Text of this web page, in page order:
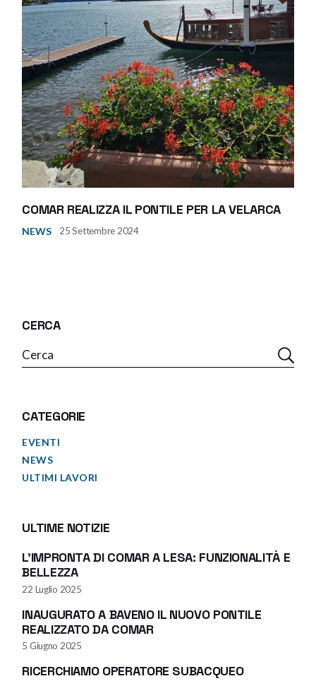
COMAR REALIZZA IL PONTILE PER LA VELARCA
NEWS 25 Settembre 2024
CERCA
CATEGORIE
EVENTI
NEWS
ULTIMI LAVORI
ULTIME NOTIZIE
L’IMPRONTA DI COMAR A LESA: FUNZIONALITÀ E
BELLEZZA
22 Luglio 2025
INAUGURATO A BAVENO IL NUOVO PONTILE
REALIZZATO DA COMAR
5 Giugno 2025
RICERCHIAMO OPERATORE SUBACQUEO